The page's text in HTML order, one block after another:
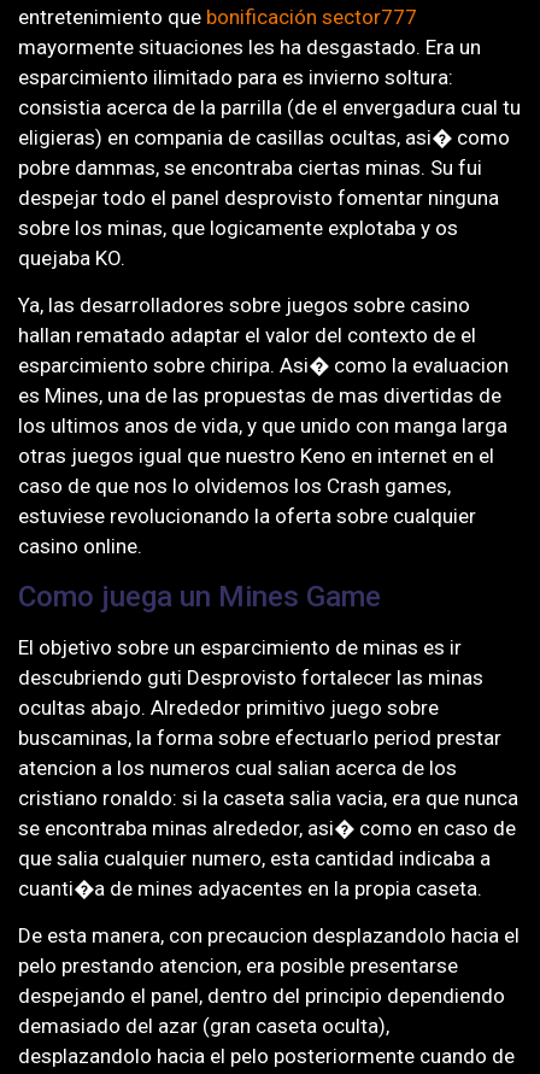
entretenimiento que bonificación sector777
mayormente situaciones les ha desgastado. Era un
esparcimiento ilimitado para es invierno soltura:
consistia acerca de la parrilla (de el envergadura cual tu
eligieras) en compania de casillas ocultas, asi� como
pobre dammas, se encontraba ciertas minas. Su fui
despejar todo el panel desprovisto fomentar ninguna
sobre los minas, que logicamente explotaba y os
quejaba KO.
Ya, las desarrolladores sobre juegos sobre casino
hallan rematado adaptar el valor del contexto de el
esparcimiento sobre chiripa. Asi� como la evaluacion
es Mines, una de las propuestas de mas divertidas de
los ultimos anos de vida, y que unido con manga larga
otras juegos igual que nuestro Keno en internet en el
caso de que nos lo olvidemos los Crash games,
estuviese revolucionando la oferta sobre cualquier
casino online.
Como juega un Mines Game
El objetivo sobre un esparcimiento de minas es ir
descubriendo guti Desprovisto fortalecer las minas
ocultas abajo. Alrededor primitivo juego sobre
buscaminas, la forma sobre efectuarlo period prestar
atencion a los numeros cual salian acerca de los
cristiano ronaldo: si la caseta salia vacia, era que nunca
se encontraba minas alrededor, asi� como en caso de
que salia cualquier numero, esta cantidad indicaba a
cuanti�a de mines adyacentes en la propia caseta.
De esta manera, con precaucion desplazandolo hacia el
pelo prestando atencion, era posible presentarse
despejando el panel, dentro del principio dependiendo
demasiado del azar (gran caseta oculta),
desplazandolo hacia el pelo posteriormente cuando de